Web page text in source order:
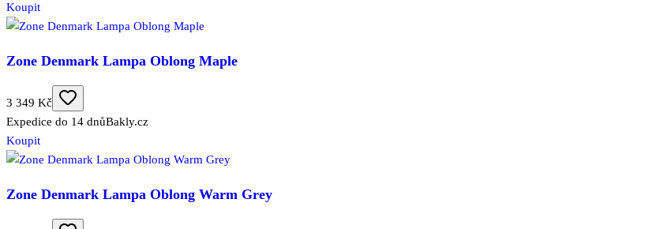
Koupit
Zone Denmark Lampa Oblong Maple
3 349 Kč
Expedice do 14 dnůBakly.cz
Koupit
Zone Denmark Lampa Oblong Warm Grey